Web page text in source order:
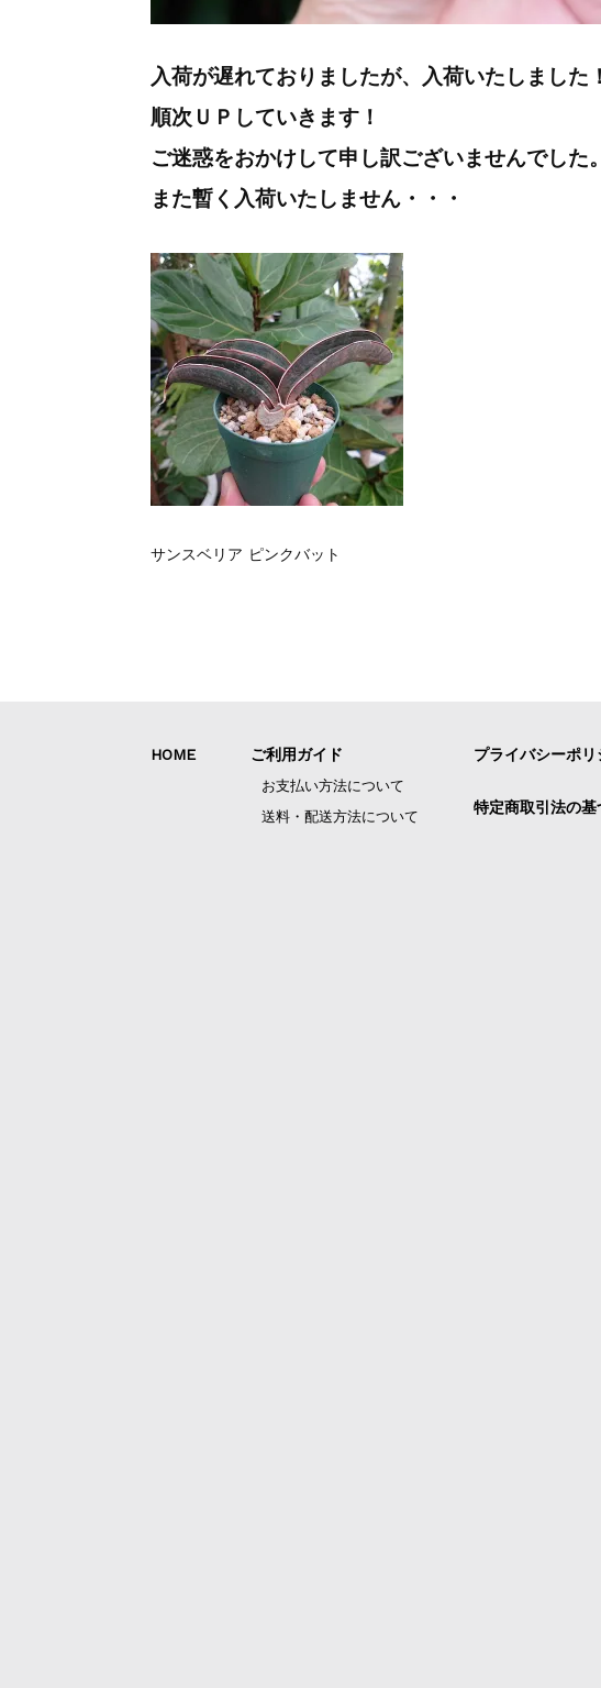
入荷が遅れておりましたが、入荷いたしました！
順次ＵＰしていきます！
ご迷惑をおかけして申し訳ございませんでした。
また暫く入荷いたしません・・・
サンスベリア ピンクバット
HOME ご利用ガイド
お支払い方法について
送料・配送方法について
プライバシーポリ
特定商取引法の基